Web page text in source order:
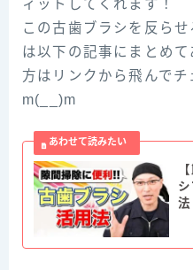
ィットしてくれます！
この古歯ブラシを反ら
は以下の記事にまとめ
方はリンクから飛んで
m(__)m
法